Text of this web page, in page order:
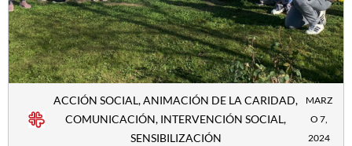
ACCIÓN SOCIAL,ANIMACIÓN DE LA CARIDAD,
COMUNICACIÓN, INTERVENCIÓN SOCIAL,
SENSIBILIZACIÓN
MARZ
O 7,
2024